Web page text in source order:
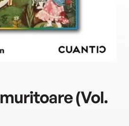
(Vol.